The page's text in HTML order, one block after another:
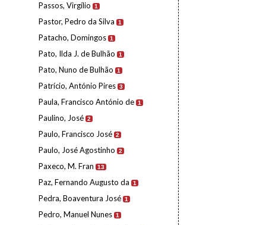
Passos, Virgílio 1
Pastor, Pedro da Silva 1
Patacho, Domingos 1
Pato, Ilda J. de Bulhão 1
Pato, Nuno de Bulhão 1
Patrício, António Pires 3
Paula, Francisco António de 1
Paulino, José 2
Paulo, Francisco José 2
Paulo, José Agostinho 2
Paxeco, M. Fran 13
Paz, Fernando Augusto da 1
Pedra, Boaventura José 1
Pedro, Manuel Nunes 1